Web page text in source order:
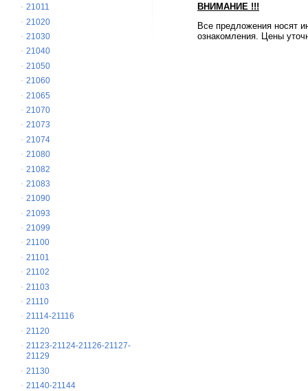
21011
21020
21030
21040
21050
21060
21065
21070
21073
21074
21080
21082
21083
21090
21093
21099
21100
21101
21102
21103
21110
21114-21116
21120
21123-21124-21126-21127-
21129
21130
21140-21144
ВНИМАНИЕ !!!
Все предложения носят
ознакомления. Цены